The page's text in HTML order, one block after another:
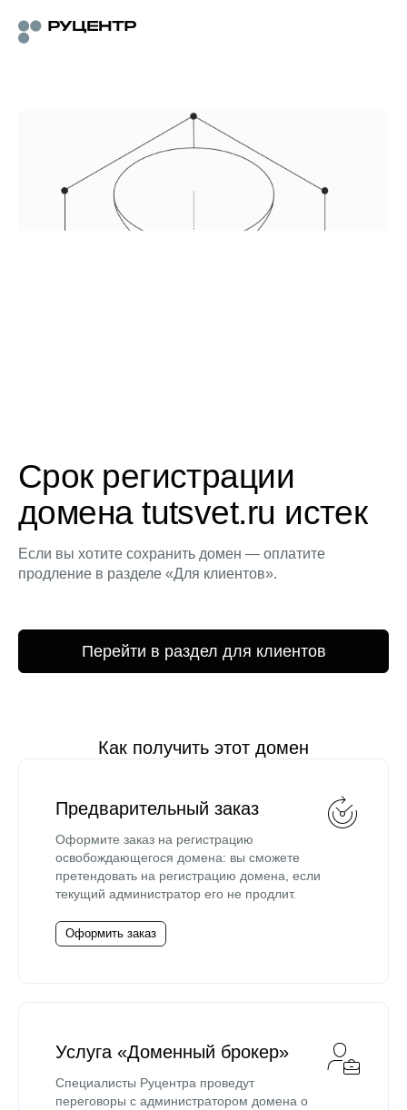
Срок регистрации
домена tutsvet.ru истек
Если вы хотите сохранить домен — оплатите
продление в разделе «Для клиентов».
Перейти в раздел для клиентов
Как получить этот домен
Предварительный заказ
Оформите заказ на регистрацию
освобождающегося домена: вы сможете
претендовать на регистрацию домена, если
текущий администратор его не продлит.
Оформить заказ
Услуга «Доменный брокер»
Специалисты Руцентра проведут
переговоры с администратором домена о